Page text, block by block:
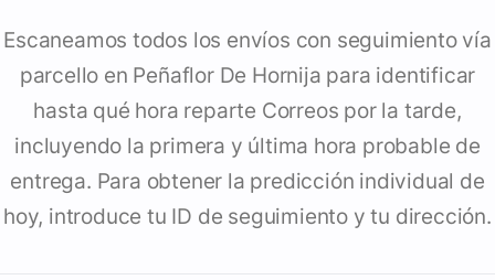
Escaneamos todos los envíos con seguimiento vía
parcello en Peñaflor De Hornija para identificar
hasta qué hora reparte Correos por la tarde,
incluyendo la primera y última hora probable de
entrega. Para obtener la predicción individual de
hoy, introduce tu ID de seguimiento y tu dirección.